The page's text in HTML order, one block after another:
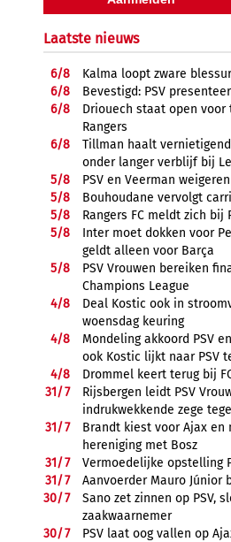
Laatste nieuws
6/8
Kalma loopt zware
6/8
Bevestigd: PSV
6/8
Driouech staat open
Rangers
6/8
Tillman haalt
onder langer verblijf bij
5/8
PSV en Veerman
5/8
Bouhoudane vervolgt
5/8
Rangers FC meldt zich bij
5/8
Inter moet dokken voor
geldt alleen voor Barça
5/8
PSV Vrouwen bereiken
Champions League
4/8
Deal Kostic ook in
woensdag keuring
4/8
Mondeling akkoord PSV
ook Kostic lijkt naar PSV
4/8
Drommel keert terug bij
31/7
Rijsbergen leidt PSV
indrukwekkende zege
31/7
Brandt kiest voor Ajax en
hereniging met Bosz
31/7
Vermoedelijke opstelling
31/7
Aanvoerder Mauro Júnior
30/7
Sano zet zinnen op PSV,
zaakwaarnemer
30/7
PSV laat oog vallen op